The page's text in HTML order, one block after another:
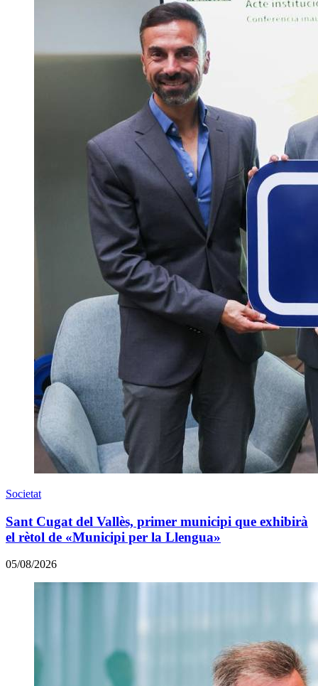
Societat
Sant Cugat del Vallès, primer municipi que exhibirà
el rètol de «Municipi per la Llengua»
05/08/2026